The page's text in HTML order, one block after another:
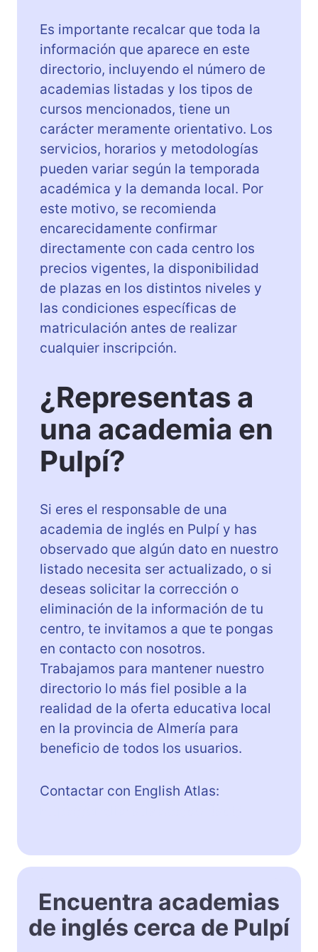
Es importante recalcar que toda la
información que aparece en este
directorio, incluyendo el número de
academias listadas y los tipos de
cursos mencionados, tiene un
carácter meramente orientativo. Los
servicios, horarios y metodologías
pueden variar según la temporada
académica y la demanda local. Por
este motivo, se recomienda
encarecidamente confirmar
directamente con cada centro los
precios vigentes, la disponibilidad
de plazas en los distintos niveles y
las condiciones específicas de
matriculación antes de realizar
cualquier inscripción.
¿Representas a
una academia en
Pulpí?
Si eres el responsable de una
academia de inglés en Pulpí y has
observado que algún dato en nuestro
listado necesita ser actualizado, o si
deseas solicitar la corrección o
eliminación de la información de tu
centro, te invitamos a que te pongas
en contacto con nosotros.
Trabajamos para mantener nuestro
directorio lo más fiel posible a la
realidad de la oferta educativa local
en la provincia de Almería para
beneficio de todos los usuarios.
Contactar con English Atlas:
Encuentra academias
de inglés cerca de Pulpí